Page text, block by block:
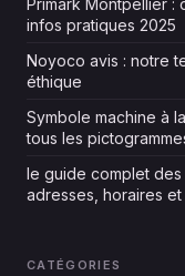
Primark Montpellier
infos pratiques 2025
Noyoco avis : notre
éthique
Symbole machine à
tous les
le guide complet des
adresses, horaires
CATÉGORIES